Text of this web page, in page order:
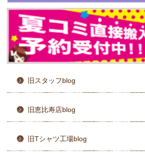
旧スタッフblog
旧恵比寿店blog
旧Tシャツ工場blog